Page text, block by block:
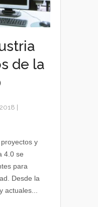
de la
Industria
la
y
4.0 se
para
Desde la
actuales...